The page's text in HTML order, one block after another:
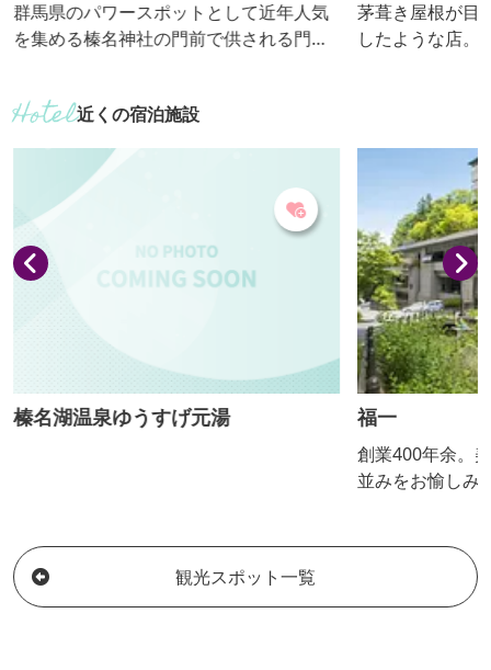
群馬県のパワースポットとして近年人気
を集める榛名神社の門前で供される門前
ら、名物そばとして復活されました。地
元榛名山麓の契約農家で代々受け継がれ
てきた「きみそば」という希少な榛名在
来品種を用い、榛名山の湧き水で仕上げ
た手打ちそばです。コシが強くて、味も
香りも格別の逸品そばを味わいたい。
茅葺き屋根が目
したような店。 【おっきりこみ提供期
近くの宿泊施設
榛名湖温泉ゆうすげ元湯 福一
創業400年余。
並みをお愉しみ
湯宿。 趣向の
らではのこだ
ださい。
観光スポット一覧